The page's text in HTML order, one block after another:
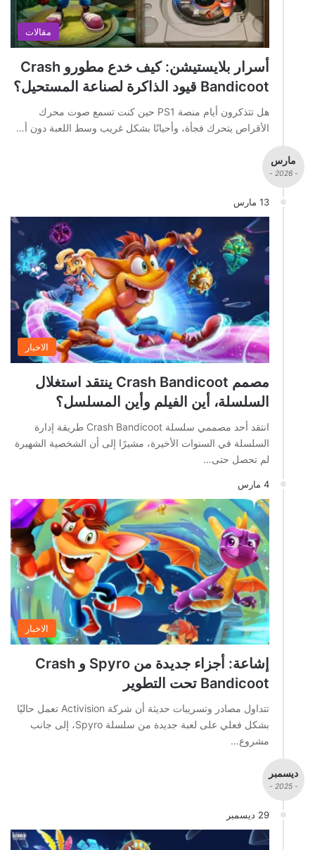
مقالات
أسرار بلايستيشن: كيف خدع مطورو Crash
Bandicoot قيود الذاكرة لصناعة المستحيل؟
هل تتذكرون أيام منصة PS1 حين كنت تسمع صوت محرك
الأقراص يتحرك فجأة، وأحيانًا بشكل غريب وسط اللعبة دون أ…
مارس
- 2026 -
13 مارس
الاخبار
مصمم Crash Bandicoot ينتقد استغلال
السلسلة، أين الفيلم وأين المسلسل؟
انتقد أحد مصممي سلسلة Crash Bandicoot طريقة إدارة
السلسلة في السنوات الأخيرة، مشيرًا إلى أن الشخصية الشهيرة
لم تحصل حتى…
4 مارس
الاخبار
إشاعة: أجزاء جديدة من Spyro و Crash
Bandicoot تحت التطوير
تتداول مصادر وتسريبات حديثة أن شركة Activision تعمل حاليًا
بشكل فعلي على لعبة جديدة من سلسلة Spyro، إلى جانب
مشروع…
ديسمبر
- 2025 -
29 ديسمبر